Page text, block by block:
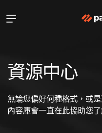
資源中心
無論您偏好何種格式，或
內容庫會一直在此協助您了